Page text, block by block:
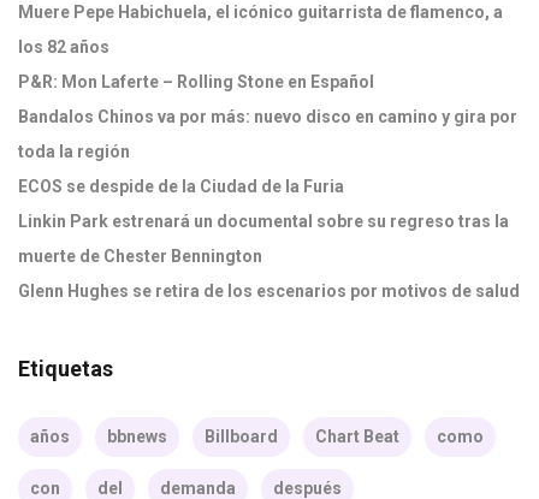
Muere Pepe Habichuela, el icónico guitarrista de flamenco, a
los 82 años
P&R: Mon Laferte – Rolling Stone en Español
Bandalos Chinos va por más: nuevo disco en camino y gira por
toda la región
ECOS se despide de la Ciudad de la Furia
Linkin Park estrenará un documental sobre su regreso tras la
muerte de Chester Bennington
Glenn Hughes se retira de los escenarios por motivos de salud
Etiquetas
años bbnews Billboard Chart Beat como
con del demanda después